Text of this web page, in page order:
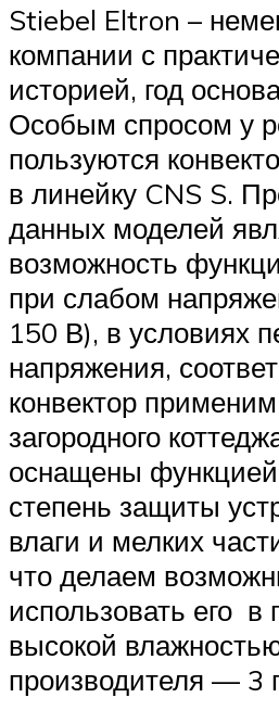
Stiebel Eltron –
компании с
историей, год
Особым спросом у
пользуются
в линейку CNS S.
данных моделей
возможность
при слабом
150 В), в условиях
напряжения,
конвектор
загородного
оснащены функцией
степень защиты
влаги и мелких
что делаем
использовать его
высокой
производителя — 3